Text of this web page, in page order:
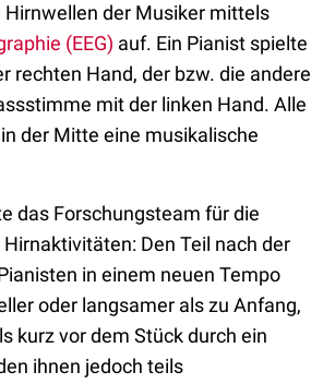
Hirnwellen der Musiker mittels
(EEG) auf. Ein Pianist spielte
rechten Hand, der bzw. die andere
mit der linken Hand. Alle
der Mitte eine musikalische
das Forschungsteam für die
Den Teil nach der
in einem neuen Tempo
oder langsamer als zu Anfang,
kurz vor dem Stück durch ein
ihnen jedoch teils